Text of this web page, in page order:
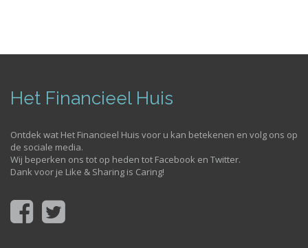
Het Financieel Huis
Ontdek wat Het Financieel Huis voor u kan betekenen en volg ons op
de sociale media.
Wij beperken ons tot op heden tot Facebook en Twitter.
Dank voor je Like & Sharing is Caring!